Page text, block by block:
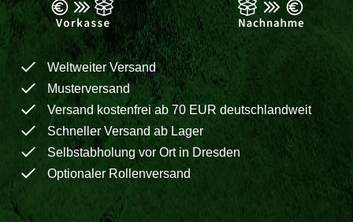
Weltweiter Versand
Musterversand
Versand kostenfrei ab 70 EUR deutschlandweit
Schneller Versand ab Lager
Selbstabholung vor Ort in Dresden
Optionaler Rollenversand